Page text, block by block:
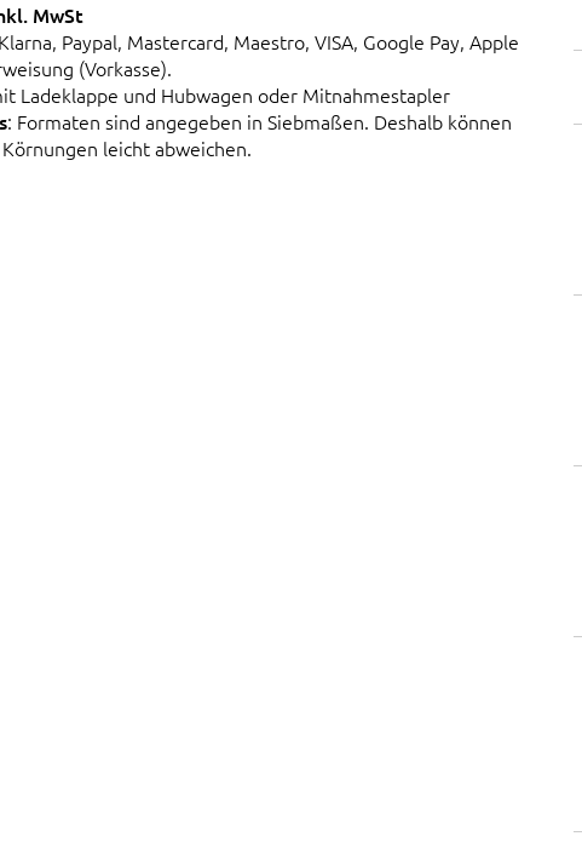
MwSt
Klarna, Paypal, Mastercard, Maestro, VISA, Google Pay, Apple
(Vorkasse).
Ladeklappe und Hubwagen oder Mitnahmestapler
: Formaten sind angegeben in Siebmaßen. Deshalb können
leicht abweichen.